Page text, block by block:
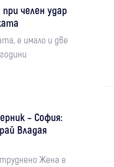
челен удар
е имало и две
– София:
Владая
Жена е